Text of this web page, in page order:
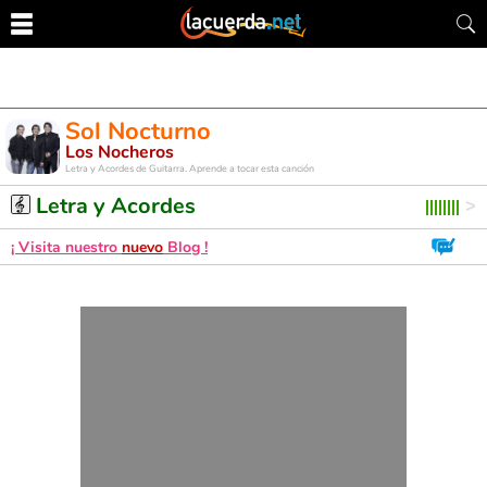
Sol Nocturno
Los Nocheros
Letra y Acordes de Guitarra. Aprende a tocar esta canción
Letra y Acordes
¡ Visita nuestro nuevo Blog !